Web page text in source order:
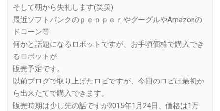
そして朝から失礼します(笑笑)
最近ソフトバンクのｐｅｐｐｅｒやグーグルやAmazonの
ドローン等
何かと話題になるロボットですが、お手頃価格で購入でき
るロボットが
販売予定です。
以前ブログで取り上げたロビですが、今回のロビは最初か
ら出来たてで購入できます。
販売時期は少し先の話ですが2015年1月24日、価格は1万